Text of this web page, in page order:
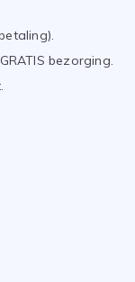
bezorging.